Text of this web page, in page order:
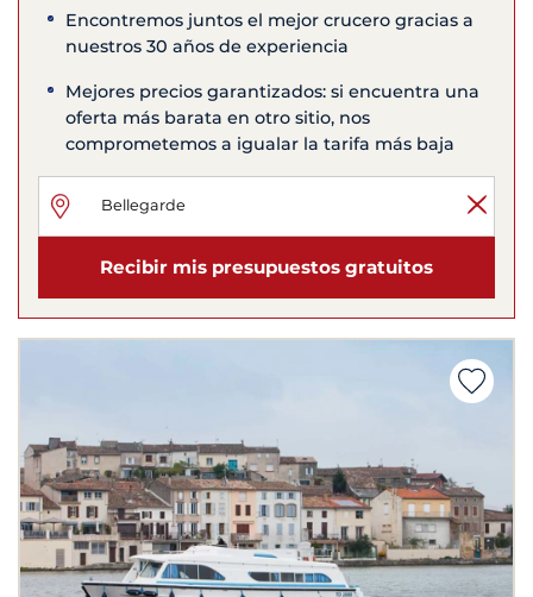
Encontremos juntos el mejor crucero gracias a
nuestros 30 años de experiencia
Mejores precios garantizados: si encuentra una
oferta más barata en otro sitio, nos
comprometemos a igualar la tarifa más baja
Recibir mis presupuestos gratuitos